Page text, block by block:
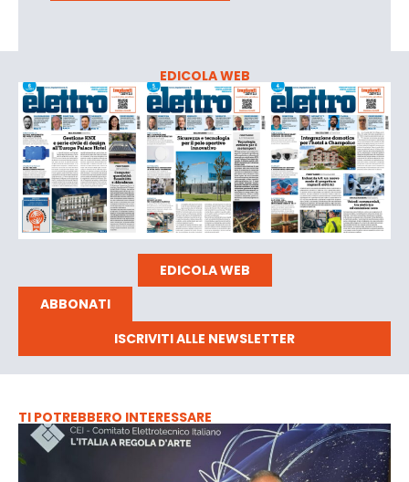
EDICOLA WEB
EDICOLA WEB
ABBONATI
ISCRIVITI ALLE NEWSLETTER
TI POTREBBERO INTERESSARE